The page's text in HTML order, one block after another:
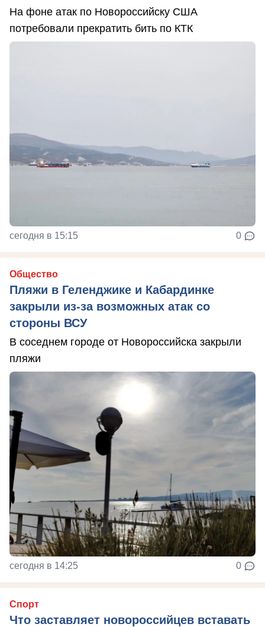
На фоне атак по Новороссийску США
потребовали прекратить бить по КТК
сегодня в 15:15 0
Общество
Пляжи в Геленджике и Кабардинке
закрыли из-за возможных атак со
стороны ВСУ
В соседнем городе от Новороссийска закрыли
пляжи
сегодня в 14:25 0
Спорт
Что заставляет новороссийцев вставать